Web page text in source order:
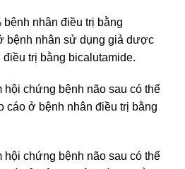
nhân điều trị bằng
bệnh nhân sử dụng giả dược
trị bằng bicalutamide.
chứng bệnh não sau có thể
cáo ở bệnh nhân điều trị bằng
chứng bệnh não sau có thể